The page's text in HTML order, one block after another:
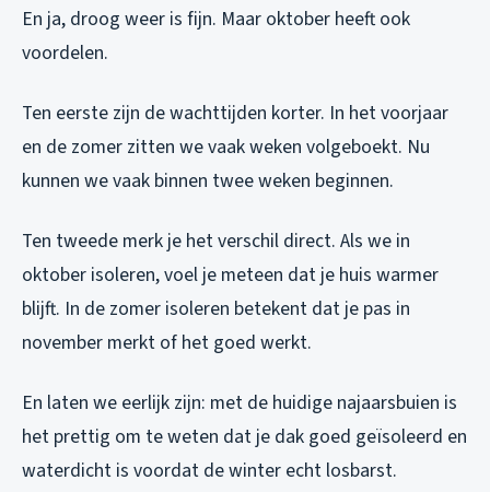
En ja, droog weer is fijn. Maar oktober heeft ook
voordelen.
Ten eerste zijn de wachttijden korter. In het voorjaar
en de zomer zitten we vaak weken volgeboekt. Nu
kunnen we vaak binnen twee weken beginnen.
Ten tweede merk je het verschil direct. Als we in
oktober isoleren, voel je meteen dat je huis warmer
blijft. In de zomer isoleren betekent dat je pas in
november merkt of het goed werkt.
En laten we eerlijk zijn: met de huidige najaarsbuien is
het prettig om te weten dat je dak goed geïsoleerd en
waterdicht is voordat de winter echt losbarst.